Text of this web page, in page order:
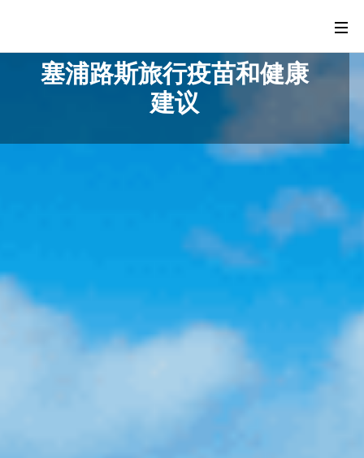
塞浦路斯旅行疫苗和健康
建议